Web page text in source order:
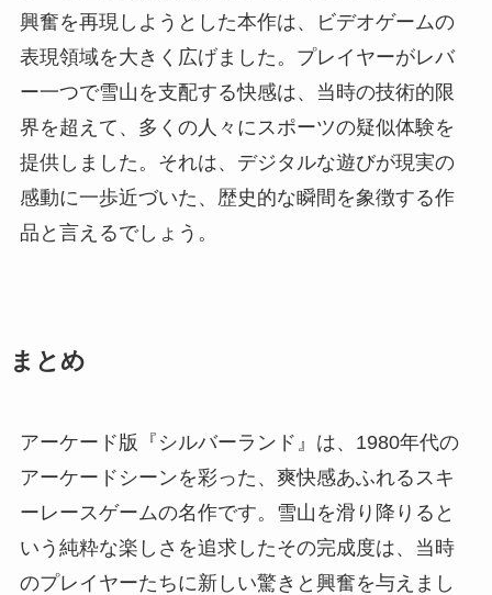
興奮を再現しようとした本作は、ビデオゲームの
表現領域を大きく広げました。プレイヤーがレバ
ー一つで雪山を支配する快感は、当時の技術的限
界を超えて、多くの人々にスポーツの疑似体験を
提供しました。それは、デジタルな遊びが現実の
感動に一歩近づいた、歴史的な瞬間を象徴する作
品と言えるでしょう。
まとめ
アーケード版『シルバーランド』は、1980年代の
アーケードシーンを彩った、爽快感あふれるスキ
ーレースゲームの名作です。雪山を滑り降りると
いう純粋な楽しさを追求したその完成度は、当時
のプレイヤーたちに新しい驚きと興奮を与えまし